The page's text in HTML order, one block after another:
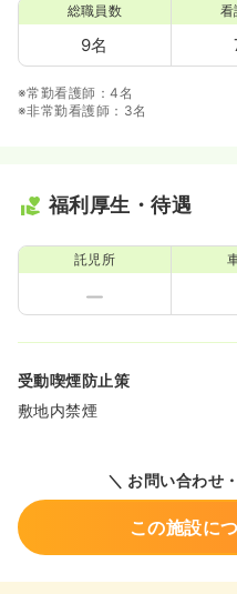
総職員数
9名
看
※常勤看護師：4名
※非常勤看護師：3名
福利厚生・待遇
託児所
受動喫煙防止策
敷地内禁煙
＼ お問い合わせ
この施設に